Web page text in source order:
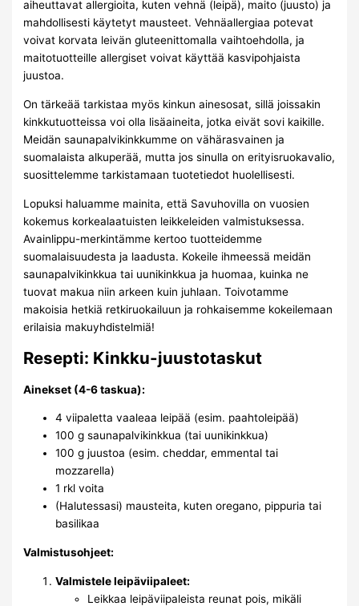
aiheuttavat allergioita, kuten vehnä (leipä), maito (juusto) ja
mahdollisesti käytetyt mausteet. Vehnäallergiaa potevat
voivat korvata leivän gluteenittomalla vaihtoehdolla, ja
maitotuotteille allergiset voivat käyttää kasvipohjaista
juustoa.
On tärkeää tarkistaa myös kinkun ainesosat, sillä joissakin
kinkkutuotteissa voi olla lisäaineita, jotka eivät sovi kaikille.
Meidän saunapalvikinkkumme on vähärasvainen ja
suomalaista alkuperää, mutta jos sinulla on erityisruokavalio,
suosittelemme tarkistamaan tuotetiedot huolellisesti.
Lopuksi haluamme mainita, että Savuhovilla on vuosien
kokemus korkealaatuisten leikkeleiden valmistuksessa.
Avainlippu-merkintämme kertoo tuotteidemme
suomalaisuudesta ja laadusta. Kokeile ihmeessä meidän
saunapalvikinkkua tai uunikinkkua ja huomaa, kuinka ne
tuovat makua niin arkeen kuin juhlaan. Toivotamme
makoisia hetkiä retkiruokailuun ja rohkaisemme kokeilemaan
erilaisia makuyhdistelmiä!
Resepti: Kinkku-juustotaskut
Ainekset (4-6 taskua):
4 viipaletta vaaleaa leipää (esim. paahtoleipää)
100 g saunapalvikinkkua (tai uunikinkkua)
100 g juustoa (esim. cheddar, emmental tai
mozzarella)
1 rkl voita
(Halutessasi) mausteita, kuten oregano, pippuria tai
basilikaa
Valmistusohjeet:
Valmistele leipäviipaleet:
Leikkaa leipäviipaleista reunat pois, mikäli